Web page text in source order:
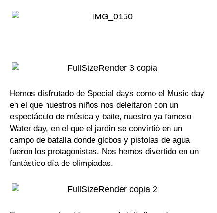
Hemos disfrutado de Special days como el Music day
en el que nuestros niños nos deleitaron con un
espectáculo de música y baile, nuestro ya famoso
Water day, en el que el jardín se convirtió en un
campo de batalla donde globos y pistolas de agua
fueron los protagonistas. Nos hemos divertido en un
fantástico día de olimpiadas.